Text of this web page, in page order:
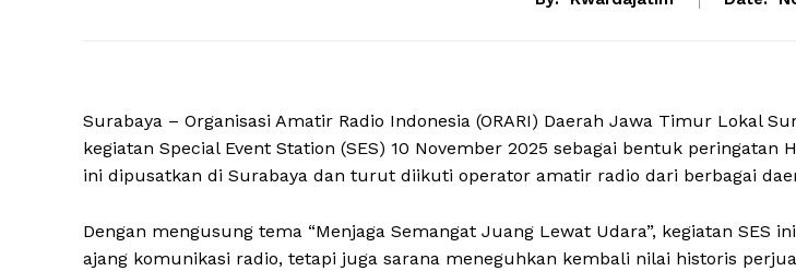
Surabaya – Organisasi Amatir Radio Indonesia (ORARI) Daerah Jawa Timur Lokal
kegiatan Special Event Station (SES) 10 November 2025 sebagai bentuk peringatan
ini dipusatkan di Surabaya dan turut diikuti operator amatir radio dari berbagai
Dengan mengusung tema “Menjaga Semangat Juang Lewat Udara”, kegiatan SES
ajang komunikasi radio, tetapi juga sarana meneguhkan kembali nilai historis